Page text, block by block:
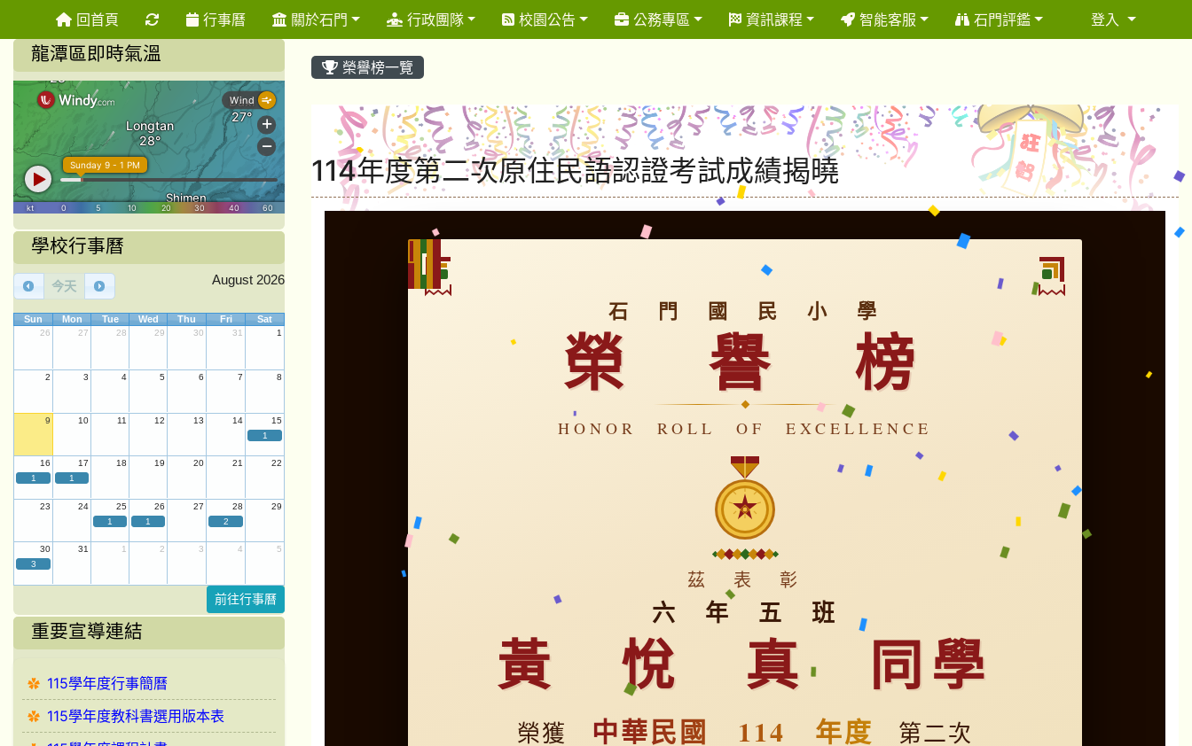
回首頁 重新取得佈景設定
行事曆 關於石門 行政團隊 校園公告 公務專區 資訊課程 智能客服 石門評鑑 登入
榮譽榜一覽
114年度第二次原住民語認證考試成績揭曉
石 門 國 民 小 學
榮 譽 榜
HONOR ROLL OF EXCELLENCE
茲 表 彰
六 年 五 班
黃 悅 真 同學
榮獲 中華民國 114 年度 第二次
龍潭區即時氣溫
學校行事曆
今天 August 2026
Sun Mon Tue Wed Thu Fri Sat
26 27 28 29 30 31 1
2 3 4 5 6 7 8
9 10 11 12 13 14
15
1
16 17 18 19 20 21
22
1
1
23 24 25 26 27 28
29
1
1 2
30 31 1 2 3 4
5
3
前往行事曆
重要宣導連結
115學年度行事簡曆
115學年度教科書選用版本表